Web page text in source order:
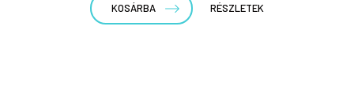
KOSÁRBA RÉSZLETEK